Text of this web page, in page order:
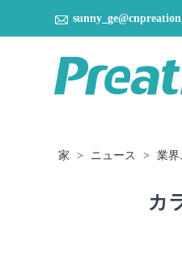

家 > ニュース > 業界
カ